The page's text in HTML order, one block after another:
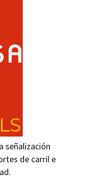
señalización
de carril e